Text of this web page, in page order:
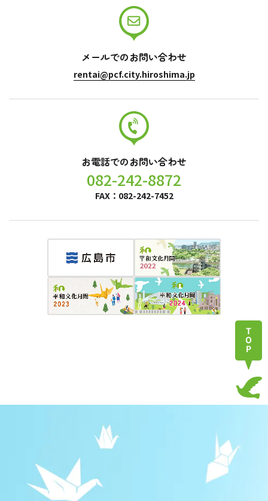
メールでのお問い合わせ
rentai@pcf.city.hiroshima.jp
お電話でのお問い合わせ
082-242-8872
FAX：082-242-7452